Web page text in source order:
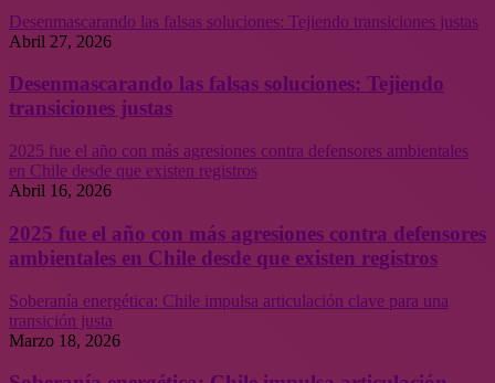
Desenmascarando las falsas soluciones: Tejiendo transiciones justas
Abril 27, 2026
Desenmascarando las falsas soluciones: Tejiendo
transiciones justas
2025 fue el año con más agresiones contra defensores ambientales
en Chile desde que existen registros
Abril 16, 2026
2025 fue el año con más agresiones contra defensores
ambientales en Chile desde que existen registros
Soberanía energética: Chile impulsa articulación clave para una
transición justa
Marzo 18, 2026